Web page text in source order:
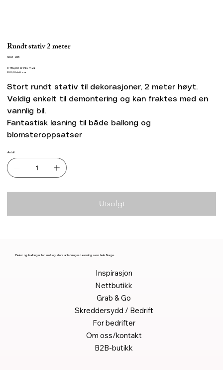
Rundt stativ 2 meter
SKU:
SKU
925
Pris
3 750,00 kr inkl. mva
3000,00 ekskl. mva
Stort rundt stativ til dekorasjoner, 2 meter høyt.
Veldig enkelt til demontering og kan fraktes med en
vannlig bil.
Fantastisk løsning til både ballong og
blomsteroppsatser
Antall
Utsolgt
Dekor og ballonger for små og store anledninger. Levering over hele Norge.
Inspirasjon
Nettbutikk
Grab & Go
Skreddersydd / Bedrift
For bedrifter
Om oss/kontakt
B2B-butikk